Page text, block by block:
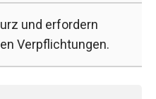
und erfordern
Verpflichtungen.